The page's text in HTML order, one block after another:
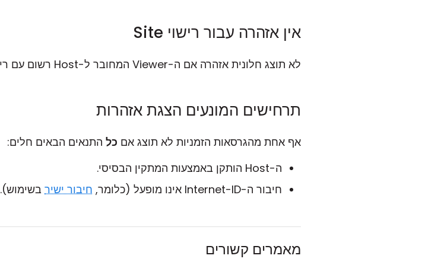
אין אזהרה עבור רישוי Site
לא תוצג חלונית אזהרה אם ה-Viewer המחובר ל-Host רשום עם רישוי SITE.
תרחישים המונעים הצגת אזהרות
אף אחת מהגרסאות הזמניות לא תוצג אם כל התנאים הבאים חלים:
ה-Host הותקן באמצעות המתקין הבסיסי.
חיבור ה-Internet-ID אינו מופעל (כלומר,
חיבור ישיר בשימוש).
מאמרים קשורים